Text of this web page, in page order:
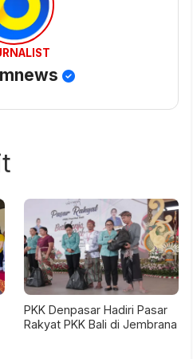
PKK Denpasar Hadiri Pasar
Rakyat PKK Bali di Jembrana